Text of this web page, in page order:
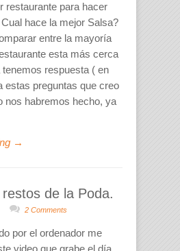
restaurante para hacer
hace la mejor Salsa?
entre la mayoría
esta más cerca
respuesta ( en
estas preguntas que creo
nos habremos hecho, ya
→
de la Poda.
2 Comments
por el ordenador me